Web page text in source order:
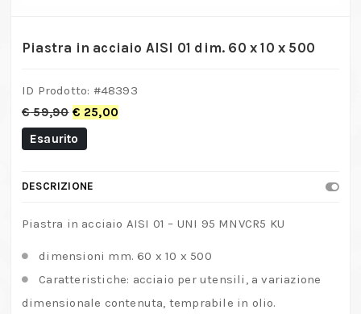
Piastra in acciaio AISI 01 dim. 60 x 10 x 500
ID Prodotto: #48393
€59,90 € 25,00
Esaurito
DESCRIZIONE
Piastra in acciaio AISI 01 – UNI 95 MNVCR5 KU
dimensioni mm. 60 x 10 x 500
Caratteristiche: acciaio per utensili, a variazione
dimensionale contenuta, temprabile in olio.